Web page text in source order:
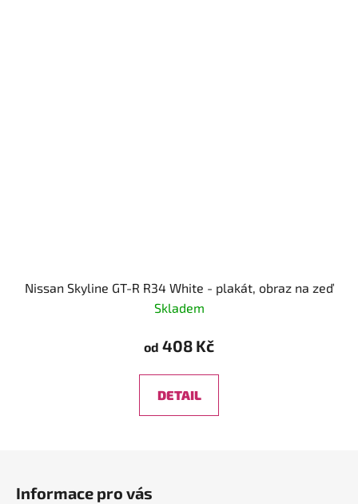
Nissan Skyline GT-R R34 White - plakát, obraz na zeď
Skladem
od 408 Kč
DETAIL
Informace pro vás